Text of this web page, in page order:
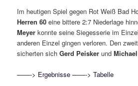
Im heutigen Spiel gegen Rot Weiß Bad
Herren 60 eine bittere 2:7 Niederlage
Meyer konnte seine Siegesserie im
anderen Einzel gingen verloren. Den
sicherten sichGerd Peisker und
——-> Ergebnisse ——-> Tabelle